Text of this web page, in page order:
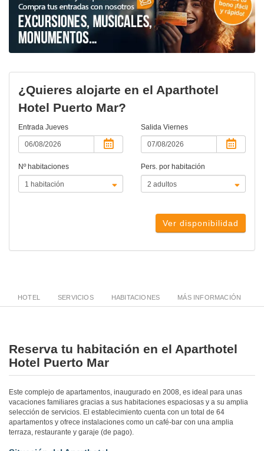
¿Quieres alojarte en el Aparthotel
Hotel Puerto Mar?
Entrada Jueves Salida Viernes
Nº habitaciones Pers. por habitación
Ver disponibilidad
HOTEL SERVICIOS HABITACIONES MÁS INFORMACIÓN
Reserva tu habitación en el Aparthotel
Hotel Puerto Mar
Este complejo de apartamentos, inaugurado en 2008, es ideal para unas
vacaciones familiares gracias a sus habitaciones espaciosas y a su amplia
selección de servicios. El establecimiento cuenta con un total de 64
apartamentos y ofrece instalaciones como un café-bar con una amplia
terraza, restaurante y garaje (de pago).